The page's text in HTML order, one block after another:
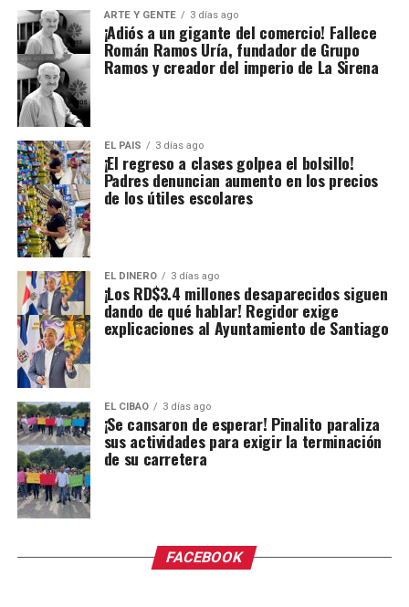
ARTE Y GENTE 3 días ago
¡Adiós a un gigante del comercio! Fallece
Román Ramos Uría, fundador de Grupo
Ramos y creador del imperio de La Sirena
EL PAIS 3 días ago
¡El regreso a clases golpea el bolsillo!
Padres denuncian aumento en los precios
de los útiles escolares
EL DINERO 3 días ago
¡Los RD$3.4 millones desaparecidos siguen
dando de qué hablar! Regidor exige
explicaciones al Ayuntamiento de Santiago
EL CIBAO 3 días ago
¡Se cansaron de esperar! Pinalito paraliza
sus actividades para exigir la terminación
de su carretera
FACEBOOK